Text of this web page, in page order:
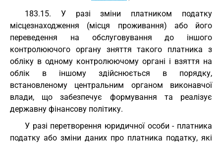
183.15. У разі зміни платником податку
місцезнаходження (місця проживання) або його
переведення на обслуговування до іншого
контролюючого органу зняття такого платника з
обліку в одному контролюючому органі і взяття на
облік в іншому здійснюється в порядку,
встановленому центральним органом виконавчої
влади, що забезпечує формування та реалізує
державну фінансову політику.
У разі перетворення юридичної особи - платника
податку або зміни даних про платника податку, які